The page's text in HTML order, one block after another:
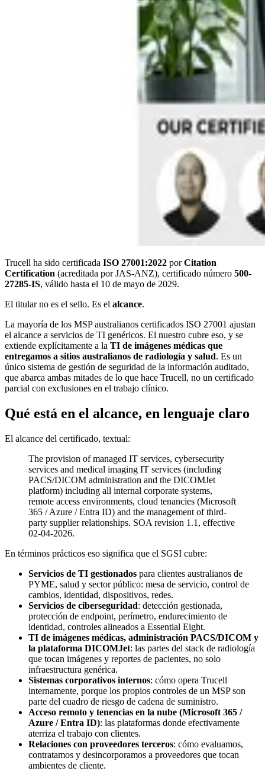
Trucell ha sido certificada ISO 27001:2022 porCitation
Certification (acreditada por JAS-ANZ), certificado número 500-
27285-IS, válido hasta el 10 de mayo de 2029.
El titular no es el sello. Es el alcance.
La mayoría de los MSP australianos certificados ISO 27001 ajustan
el alcance a servicios de TI genéricos. El nuestro cubre eso, y se
extiende explícitamente a la TI de imágenes médicas que
entregamos a sitios australianos de radiología y salud. Es un
único sistema de gestión de seguridad de la información auditado,
que abarca ambas mitades de lo que hace Trucell, no un certificado
parcial con exclusiones en el trabajo clínico.
Qué está en el alcance, en lenguaje claro
El alcance del certificado, textual:
The provision of managed IT services, cybersecurity
services and medical imaging IT services (including
PACS/DICOM administration and the DICOMJet
platform) including all internal corporate systems,
remote access environments, cloud tenancies (Microsoft
365 / Azure / Entra ID) and the management of third-
party supplier relationships. SOA revision 1.1, effective
02-04-2026.
En términos prácticos eso significa que el SGSI cubre:
Servicios de TI gestionados para clientes australianos de
PYME, salud y sector público: mesa de servicio, control de
cambios, identidad, dispositivos, redes.
Servicios de ciberseguridad: detección gestionada,
protección de endpoint, perímetro, endurecimiento de
identidad, controles alineados a Essential Eight.
TI de imágenes médicas, administración PACS/DICOM y
la plataforma DICOMJet: las partes del stack de radiología
que tocan imágenes y reportes de pacientes, no solo
infraestructura genérica.
Sistemas corporativos internos: cómo opera Trucell
internamente, porque los propios controles de un MSP son
parte del cuadro de riesgo de cadena de suministro.
Acceso remoto y tenencias en la nube (Microsoft 365 /
Azure / Entra ID): las plataformas donde efectivamente
aterriza el trabajo con clientes.
Relaciones con proveedores terceros: cómo evaluamos,
contratamos y desincorporamos a proveedores que tocan
ambientes de cliente.